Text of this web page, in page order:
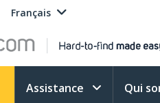
Français
Assistance Qui